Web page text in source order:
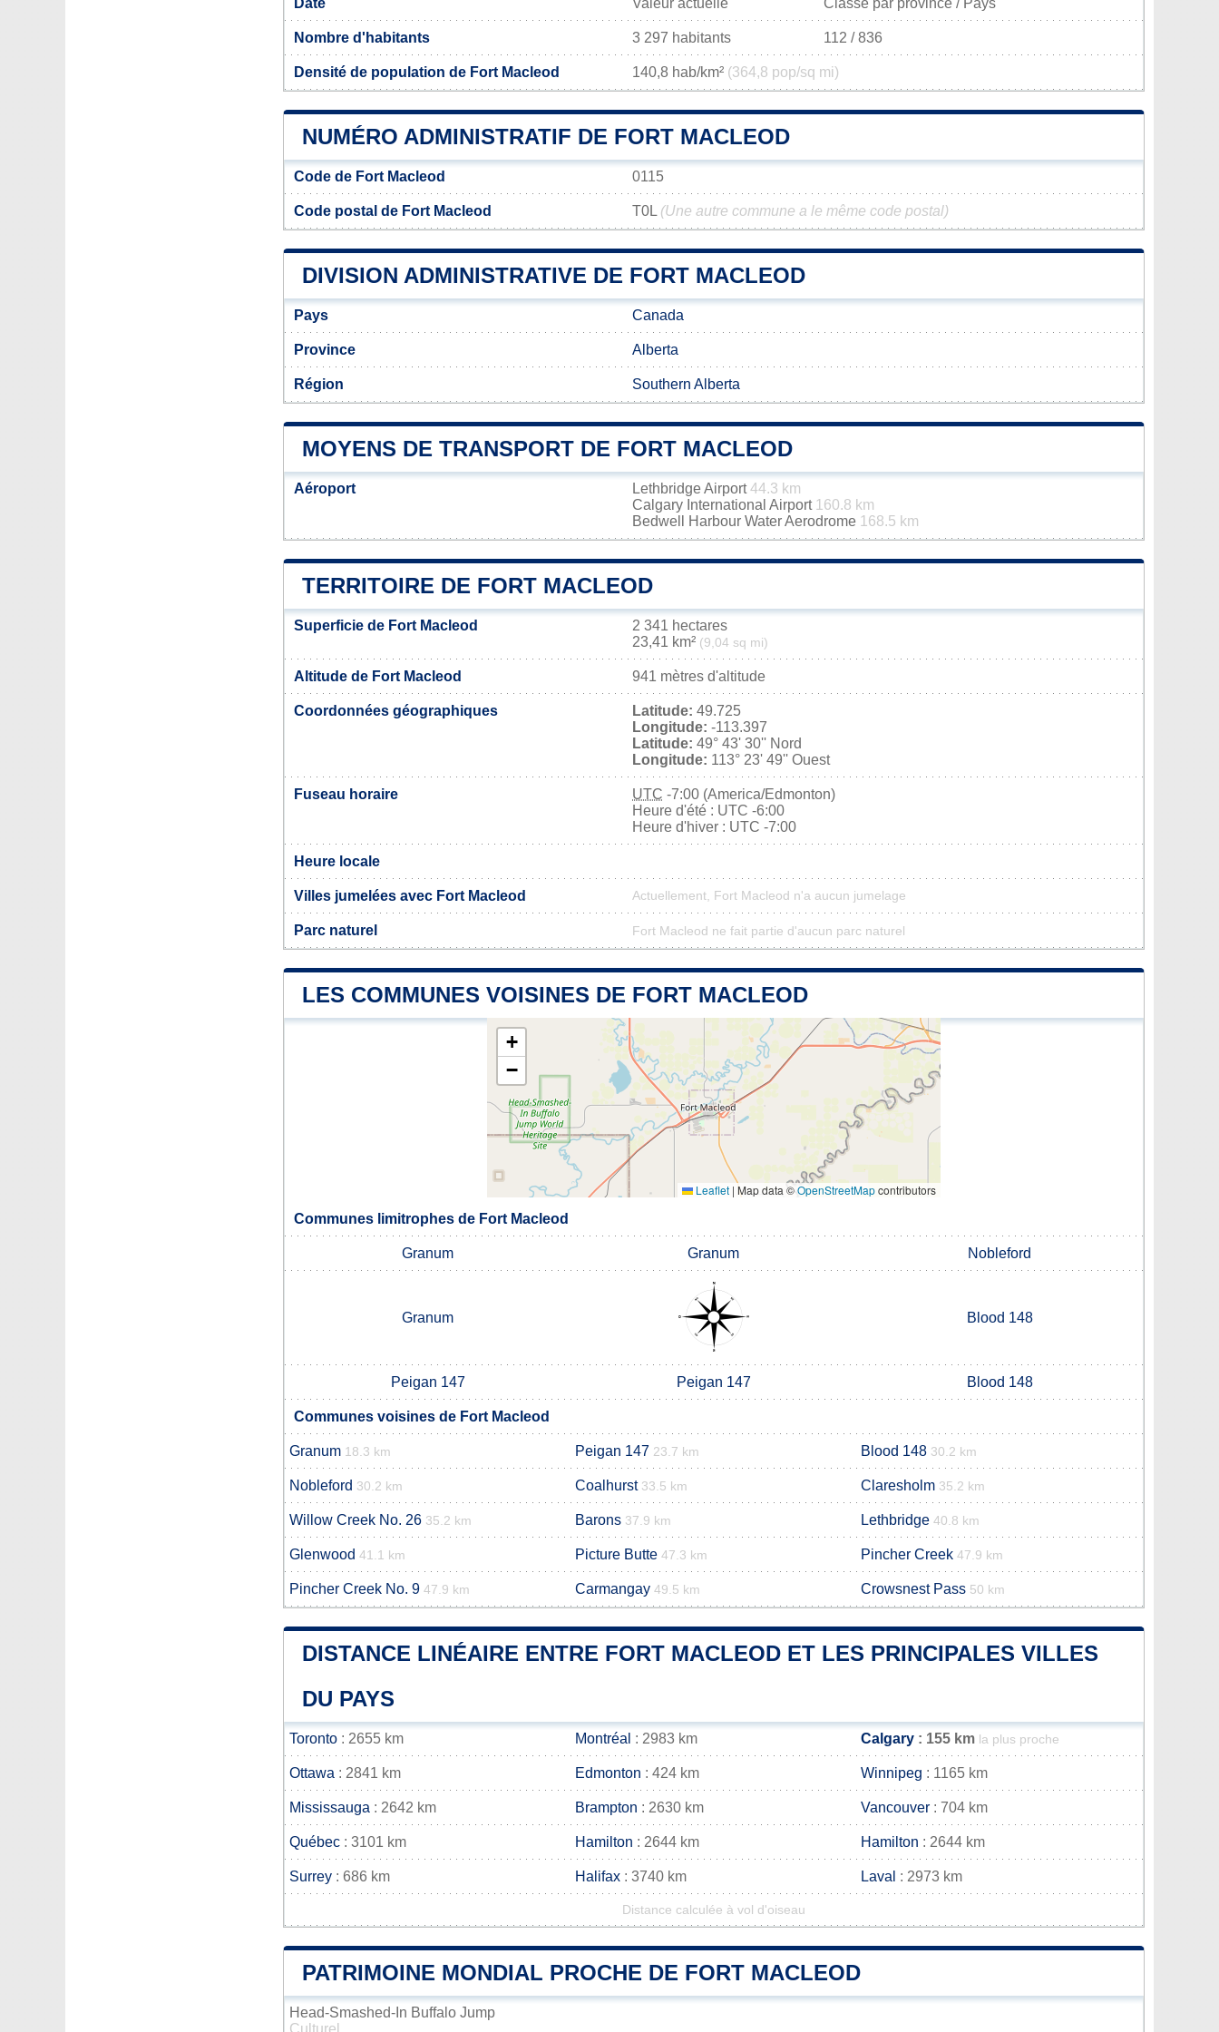
Date Valeur actuelle Classé par province / Pays
Nombre d'habitants 3 297 habitants 112 / 836
Densité de population de Fort Macleod 140,8 hab/km² (364,8 pop/sq mi)
NUMÉRO ADMINISTRATIF DE FORT MACLEOD
Code de Fort Macleod 0115
Code postal de Fort Macleod T0L (Une autre commune a le même code postal)
DIVISION ADMINISTRATIVE DE FORT MACLEOD
Pays Canada
Province Alberta
Région Southern Alberta
MOYENS DE TRANSPORT DE FORT MACLEOD
Aéroport Lethbridge Airport44.3 km
Calgary International Airport 160.8 km
Bedwell Harbour Water Aerodrome 168.5 km
TERRITOIRE DE FORT MACLEOD
Superficie de Fort Macleod
2 341 hectares
23,41 km² (9,04 sq mi)
Altitude de Fort Macleod 941 mètres d'altitude
Coordonnées géographiques Latitude: 49.725
Longitude: -113.397
Latitude: 49° 43' 30'' Nord
Longitude: 113° 23' 49'' Ouest
Fuseau horaire UTC -7:00 (America/Edmonton)
Heure d'été : UTC -6:00
Heure d'hiver : UTC -7:00
Heure locale
Villes jumelées avec Fort Macleod Actuellement, Fort Macleod n'a aucun jumelage
Parc naturel Fort Macleod ne fait partie d'aucun parc naturel
LES COMMUNES VOISINES DE FORT MACLEOD
+
−
Leaflet | Map data ©OpenStreetMapcontributors
Communes limitrophes de Fort Macleod
Granum Granum Nobleford
Granum Blood 148
Peigan 147 Peigan 147 Blood 148
Communes voisines de Fort Macleod
Granum 18.3 km Peigan 147 23.7 km Blood 148 30.2 km
Nobleford 30.2 km Coalhurst 33.5 km Claresholm 35.2 km
Willow Creek No. 26 35.2 km Barons 37.9 km Lethbridge 40.8 km
Glenwood 41.1 km Picture Butte 47.3 km Pincher Creek 47.9 km
Pincher Creek No. 9 47.9 km Carmangay 49.5 km Crowsnest Pass 50 km
DISTANCE LINÉAIRE ENTRE FORT MACLEOD ET LES PRINCIPALES VILLES
DU PAYS
Toronto : 2655 km Montréal : 2983 km Calgary : 155 km la plus proche
Ottawa : 2841 km Edmonton : 424 km Winnipeg : 1165 km
Mississauga : 2642 km Brampton : 2630 km Vancouver : 704 km
Québec : 3101 km Hamilton : 2644 km Hamilton : 2644 km
Surrey : 686 km Halifax : 3740 km Laval : 2973 km
Distance calculée à vol d'oiseau
PATRIMOINE MONDIAL PROCHE DE FORT MACLEOD
Head-Smashed-In Buffalo Jump
Culturel